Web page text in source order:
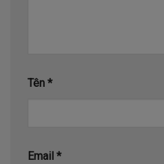
Tên *
Email *